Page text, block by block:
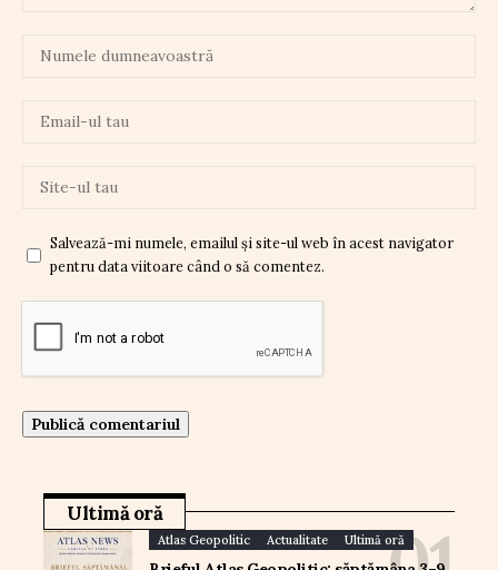
Salvează-mi numele, emailul și site-ul web în acest navigator
pentru data viitoare când o să comentez.
Ultimă oră
Atlas Geopolitic Actualitate Ultimă oră